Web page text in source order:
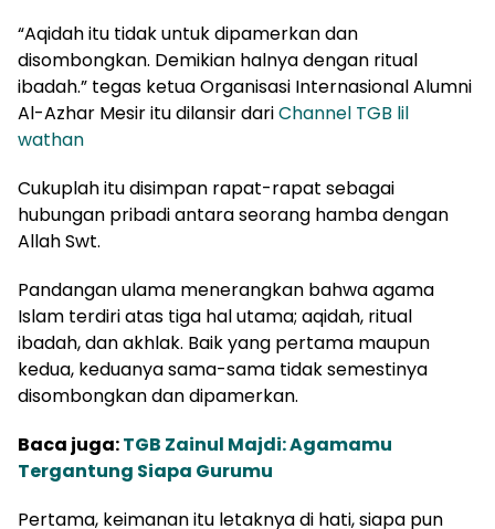
“Aqidah itu tidak untuk dipamerkan dan
disombongkan. Demikian halnya dengan ritual
ibadah.” tegas ketua Organisasi Internasional Alumni
Al-Azhar Mesir itu dilansir dariChannel TGB lil
wathan
Cukuplah itu disimpan rapat-rapat sebagai
hubungan pribadi antara seorang hamba dengan
Allah Swt.
Pandangan ulama menerangkan bahwa agama
Islam terdiri atas tiga hal utama; aqidah, ritual
ibadah, dan akhlak. Baik yang pertama maupun
kedua, keduanya sama-sama tidak semestinya
disombongkan dan dipamerkan.
Baca juga:TGB Zainul Majdi: Agamamu
Tergantung Siapa Gurumu
Pertama, keimanan itu letaknya di hati, siapa pun